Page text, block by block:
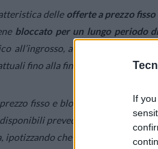
If
delle offerte a prezzo
bloccato per un lungo periodo
all’ingrosso, avendo aderito a
fino alla fine del periodo
prezzo fisso e bloccato comporta,
prevedono, come
ipotizzando che il prezzo del gas